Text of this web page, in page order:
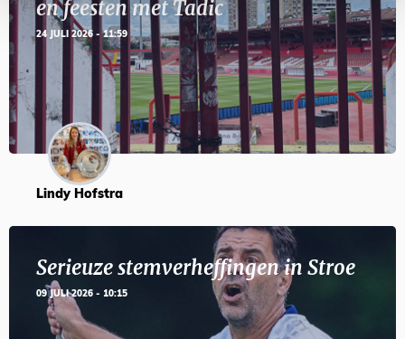
en feesten met Tadic
24 JULI 2026 - 11:59
Lindy Hofstra
Serieuze stemverheffingen in Stroe
09 JULI 2026 - 10:15